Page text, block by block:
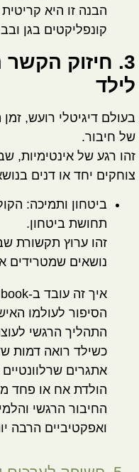
הבנה זו היא קריטית
קונפליקטים בגן
3. חיזוק
לילד
בעולם דיגיטלי רועש,
של חיבור.
זהו רגע של אינטימיות,
צוחקים יחד או דנים
ביטחון ותמיכה:
תחושת ביטחון.
זהו ערוץ תקשורת
נושאים שמטרידים
איך זה עובד ב-AIbook?
הסיפור לעולמו
התהליך הרגשי
כשילד רואה דמות
אתגרים
הולדת אח או פחד
החיבור הרגשי
ואפקטיביים הרבה